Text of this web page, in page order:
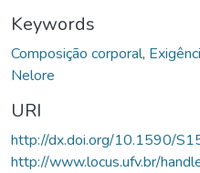
Keywords
Composição corporal,
Nelore
URI
http://dx.doi.org/10.1590/
http://www.locus.ufv.br/